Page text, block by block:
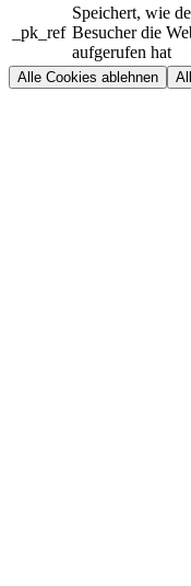
_pk_ref
Speichert, wie
Besucher die
aufgerufen hat
Alle Cookies ablehnen